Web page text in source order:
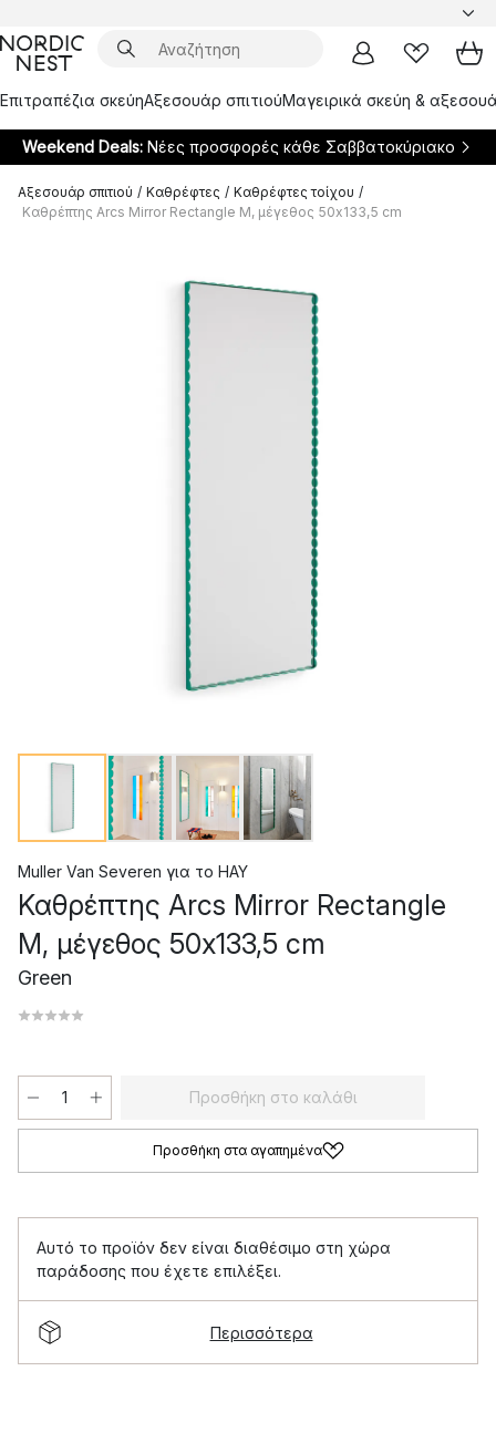
Επιτραπέζια σκεύηΑξεσουάρ σπιτιούΜαγειρικά σκεύη &
Weekend Deals: Νέες προσφορές κάθε Σαββατοκύριακο
Αξεσουάρ σπιτιού / Καθρέφτες / Καθρέφτες τοίχου /
Καθρέπτης Arcs Mirror Rectangle M, μέγεθος 50x133,5 cm
Muller Van Severen για το HAY
Καθρέπτης Arcs Mirror Rectangle
M, μέγεθος 50x133,5 cm
Green
Προσθήκη στο καλάθι
Προσθήκη στα αγαπημένα
Αυτό το προϊόν δεν είναι διαθέσιμο στη χώρα
παράδοσης που έχετε επιλέξει.
Περισσότερα